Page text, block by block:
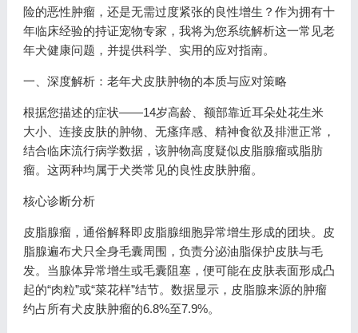
险的恶性肿瘤，还是无需过度紧张的良性增生？作为拥有十
年临床经验的持证宠物专家，我将为您系统解析这一常见老
年犬健康问题，并提供科学、实用的应对指南。
一、深度解析：老年犬皮肤肿物的本质与应对策略
根据您描述的症状——14岁高龄、额部靠近耳朵处花生米
大小、连接皮肤的肿物、无瘙痒感、精神食欲及排泄正常，
结合临床流行病学数据，该肿物高度疑似皮脂腺瘤或脂肪
瘤。这两种均属于犬类常见的良性皮肤肿瘤。
核心诊断分析
皮脂腺瘤，通俗解释即皮脂腺细胞异常增生形成的团块。皮
脂腺遍布犬只全身毛囊周围，负责分泌油脂保护皮肤与毛
发。当腺体异常增生或毛囊阻塞，便可能在皮肤表面形成凸
起的“肉粒”或“菜花样”结节。数据显示，皮脂腺来源的肿瘤
约占所有犬皮肤肿瘤的6.8%至7.9%。